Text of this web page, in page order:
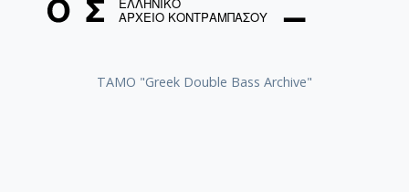
ΤΑΜΟ "Greek Double Bass Archive"